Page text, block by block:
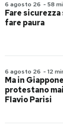
6 agosto 26 - 58
Fare sicurezza
fare paura
6 agosto 26 - 12
Ma in
protestano
Flavio Parisi